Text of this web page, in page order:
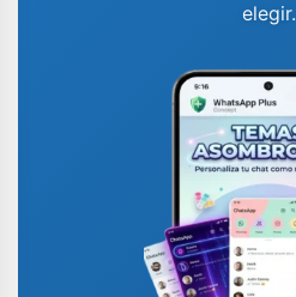
elegir.